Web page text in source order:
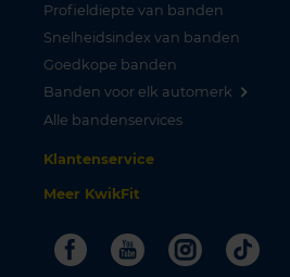
Profieldiepte van banden
Snelheidsindex van banden
Goedkope banden
Banden voor elk automerk
Alle bandenservices
Klantenservice
Meer KwikFit
FacebookYoutubeInstagram